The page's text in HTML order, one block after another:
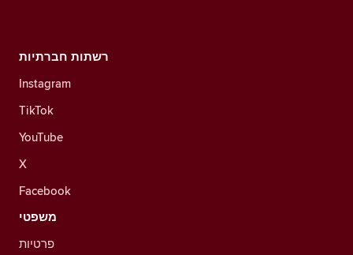
רשתות חברתיות
Instagram
TikTok
YouTube
X
Facebook
משפטי
פרטיות